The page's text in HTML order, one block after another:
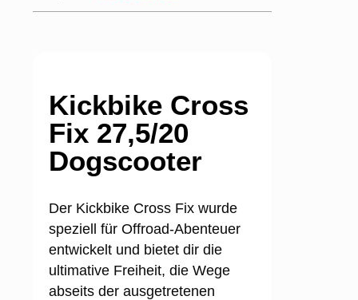
Kickbike Cross
Fix 27,5/20
Dogscooter
Der Kickbike Cross Fix wurde
speziell für Offroad-Abenteuer
entwickelt und bietet dir die
ultimative Freiheit, die Wege
abseits der ausgetretenen